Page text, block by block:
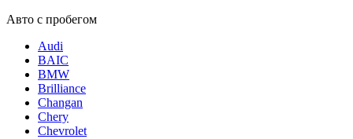
Авто с пробегом
Audi
BAIC
BMW
Brilliance
Changan
Chery
Chevrolet